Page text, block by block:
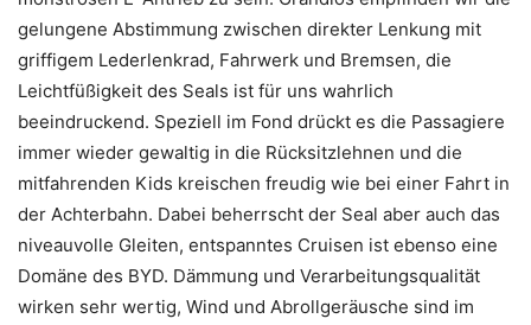
gelungene Abstimmung zwischen direkter Lenkung mit
griffigem Lederlenkrad, Fahrwerk und Bremsen, die
Leichtfüßigkeit des Seals ist für uns wahrlich
beeindruckend. Speziell im Fond drückt es die Passagiere
immer wieder gewaltig in die Rücksitzlehnen und die
mitfahrenden Kids kreischen freudig wie bei einer Fahrt in
der Achterbahn. Dabei beherrscht der Seal aber auch das
niveauvolle Gleiten, entspanntes Cruisen ist ebenso eine
Domäne des BYD. Dämmung und Verarbeitungsqualität
wirken sehr wertig, Wind und Abrollgeräusche sind im